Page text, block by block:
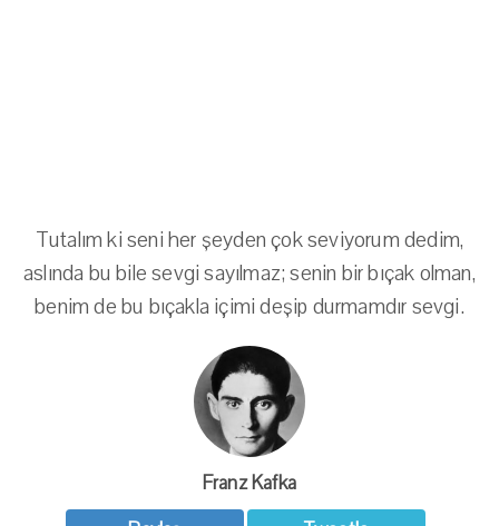
Tutalım ki seni her şeyden çok seviyorum dedim,
aslında bu bile sevgi sayılmaz; senin bir bıçak olman,
benim de bu bıçakla içimi deşip durmamdır sevgi.
Franz Kafka